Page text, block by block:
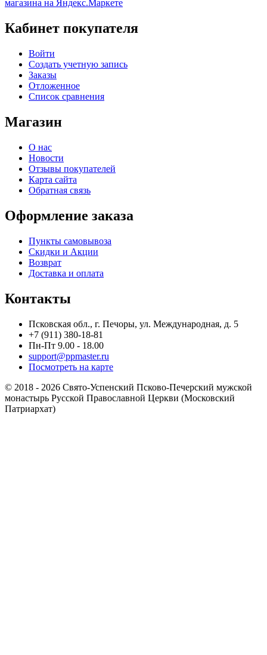
Кабинет покупателя
Войти
Создать учетную запись
Заказы
Отложенное
Список сравнения
Магазин
О нас
Новости
Отзывы покупателей
Карта сайта
Обратная связь
Оформление заказа
Пункты самовывоза
Скидки и Акции
Возврат
Доставка и оплата
Контакты
Псковская обл., г. Печоры, ул. Международная, д. 5
+7 (911) 380-18-81
Пн-Пт 9.00 - 18.00
support@ppmaster.ru
Посмотреть на карте
© 2018 - 2026 Свято-Успенский Псково-Печерский мужской
монастырь Русской Православной Церкви (Московский
Патриархат)